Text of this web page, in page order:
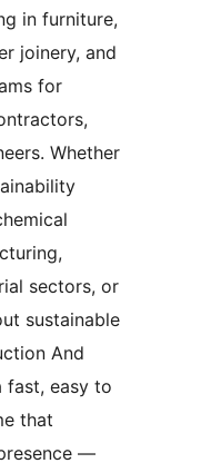
in furniture,
joinery, and
for
Whether
sectors, or
sustainable
And
fast, easy to
that
—